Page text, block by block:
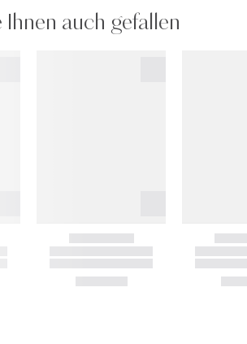
auch gefallen